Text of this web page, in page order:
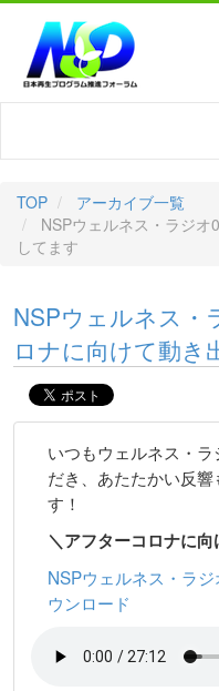
TOP
アーカイブ一覧
NSPウェルネス・ラジ
してます
NSPウェルネス・
ロナに向けて動き
いつもウェルネス・
だき、あたたかい反
す！
＼アフターコロナに
NSPウェルネス・ラ
ウンロード